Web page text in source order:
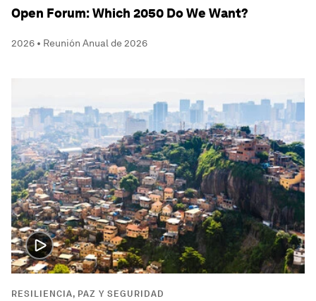
Open Forum: Which 2050 Do We Want?
2026 • Reunión Anual de 2026
RESILIENCIA, PAZ Y SEGURIDAD